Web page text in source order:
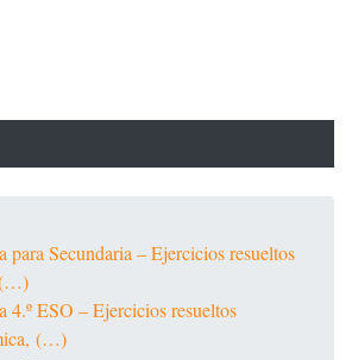
para Secundaria – Ejercicios resueltos
(…)
4.º ESO – Ejercicios resueltos
(…)